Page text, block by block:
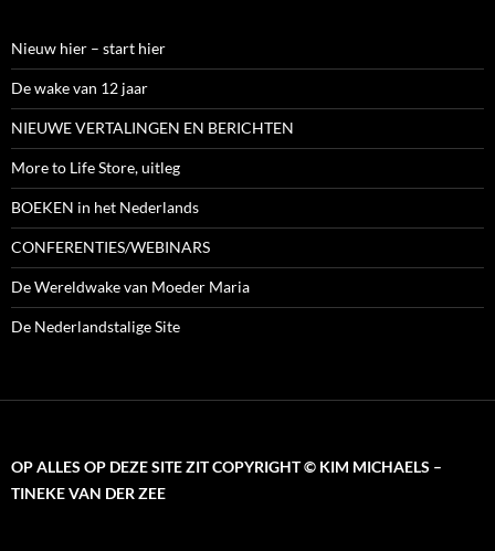
Nieuw hier – start hier
De wake van 12 jaar
NIEUWE VERTALINGEN EN BERICHTEN
More to Life Store, uitleg
BOEKEN in het Nederlands
CONFERENTIES/WEBINARS
De Wereldwake van Moeder Maria
De Nederlandstalige Site
OP ALLES OP DEZE SITE ZIT COPYRIGHT © KIM MICHAELS –
TINEKE VAN DER ZEE